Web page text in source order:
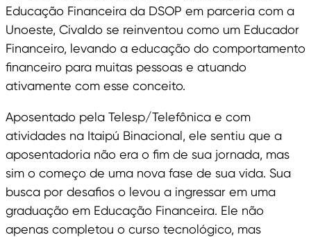
Educação Financeira da DSOP em parceria com a
Unoeste, Civaldo se reinventou como um Educador
Financeiro, levando a educação do comportamento
financeiro para muitas pessoas e atuando
ativamente com esse conceito.
Aposentado pela Telesp/Telefônica e com
atividades na Itaipú Binacional, ele sentiu que a
aposentadoria não era o fim de sua jornada, mas
sim o começo de uma nova fase de sua vida. Sua
busca por desafios o levou a ingressar em uma
graduação em Educação Financeira. Ele não
apenas completou o curso tecnológico, mas